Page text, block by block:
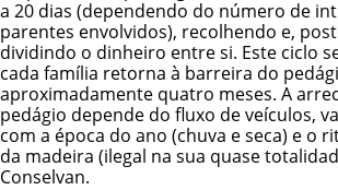
a 20 dias (dependendo do número de
parentes envolvidos), recolhendo e,
dividindo o dinheiro entre si. Este ciclo
cada família retorna à barreira do
aproximadamente quatro meses. A
pedágio depende do fluxo de veículos,
com a época do ano (chuva e seca) e o
da madeira (ilegal na sua quase
Conselvan.